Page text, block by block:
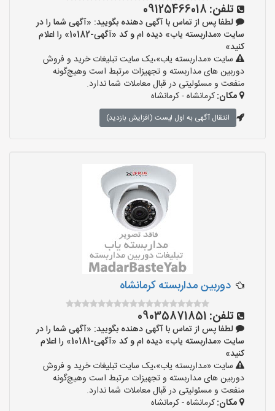
تلفن: 09125466018
لطفا پس از تماس با آگهی دهنده بگویید: «آگهی شما را در
سایت «مداربسته یاب» دیده ام و کد «آگهی-10182» را اعلام
کنید»
سایت «مداربسته یاب»،یک سایت تبلیغات خرید و فروش
دوربین های مداربسته و تجهیزات مرتبط است وهیچ‌گونه
منفعت و مسئولیتی در قبال معاملات شما ندارد.
مکان:کرمانشاه - کرمانشاه
انتقال آگهی به اول لیست (افزایش بازدید)
دوربین مداربسته کرمانشاه
تلفن: 09035871851
لطفا پس از تماس با آگهی دهنده بگویید: «آگهی شما را در
سایت «مداربسته یاب» دیده ام و کد «آگهی-10181» را اعلام
کنید»
سایت «مداربسته یاب»،یک سایت تبلیغات خرید و فروش
دوربین های مداربسته و تجهیزات مرتبط است وهیچ‌گونه
منفعت و مسئولیتی در قبال معاملات شما ندارد.
مکان:کرمانشاه - کرمانشاه